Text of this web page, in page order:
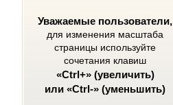
Уважаемые пользователи,
для изменения масштаба
страницы используйте
сочетания клавиш
«Ctrl+» (увеличить)
или «Ctrl-» (уменьшить)